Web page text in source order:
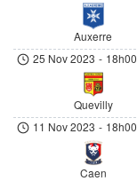
Auxerre
25 Nov 2023 - 18h00
Quevilly
11 Nov 2023 - 18h00
Caen